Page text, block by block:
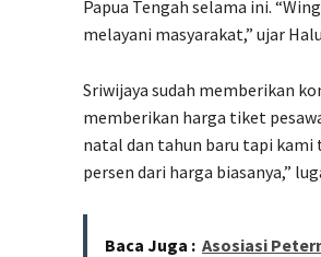
Papua Tengah selama ini.
melayani masyarakat,” ujar
Sriwijaya sudah memberikan
memberikan harga tiket
natal dan tahun baru tapi
persen dari harga biasanya,”
Baca Juga : Asosiasi